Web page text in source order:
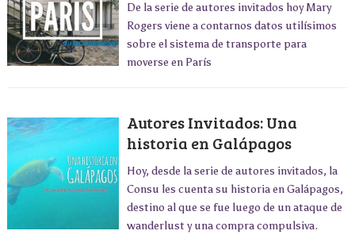
De la serie de autores invitados hoy Mary
Rogers viene a contarnos datos utilísimos
sobre el sistema de transporte para
moverse en París
Autores Invitados: Una
historia en Galápagos
Hoy, desde la serie de autores invitados, la
Consu les cuenta su historia en Galápagos,
destino al que se fue luego de un ataque de
wanderlust y una compra compulsiva.